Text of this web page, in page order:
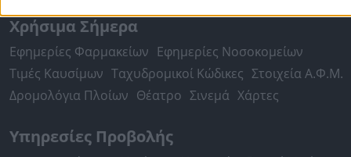
Χρήσιμα Σήμερα
Εφημερίες Φαρμακείων Εφημερίες Νοσοκομείων
Τιμές Καυσίμων Ταχυδρομικοί Κώδικες Στοιχεία Α.Φ.Μ.
Δρομολόγια Πλοίων Θέατρο Σινεμά Χάρτες
Υπηρεσίες Προβολής